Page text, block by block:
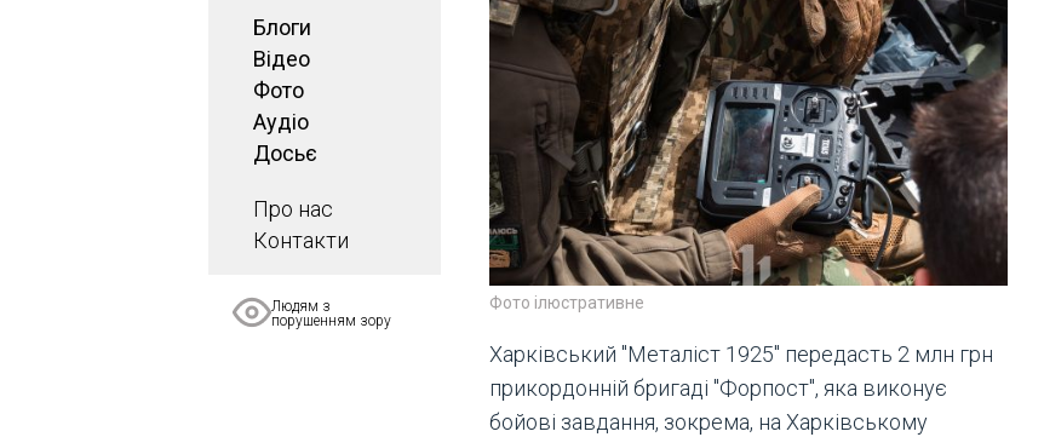
Блоги
Відео
Фото
Аудіо
Досьє
Про нас
Контакти
Людям з
порушенням зору
Фото ілюстративне
Харківський "Металіст 1925" передасть 2 млн грн
прикордонній бригаді "Форпост", яка виконує
бойові завдання, зокрема, на Харківському